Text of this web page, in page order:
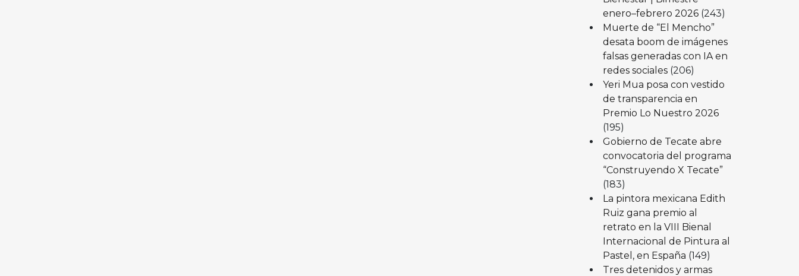
enero–febrero 2026 (243)
Muerte de “El Mencho”
desata boom de imágenes
falsas generadas con IA en
redes sociales (206)
Yeri Mua posa con vestido
de transparencia en
Premio Lo Nuestro 2026
(195)
Gobierno de Tecate abre
convocatoria del programa
“Construyendo X Tecate”
(183)
La pintora mexicana Edith
Ruiz gana premio al
retrato en la VIII Bienal
Internacional de Pintura al
Pastel, en España (149)
Tres detenidos y armas